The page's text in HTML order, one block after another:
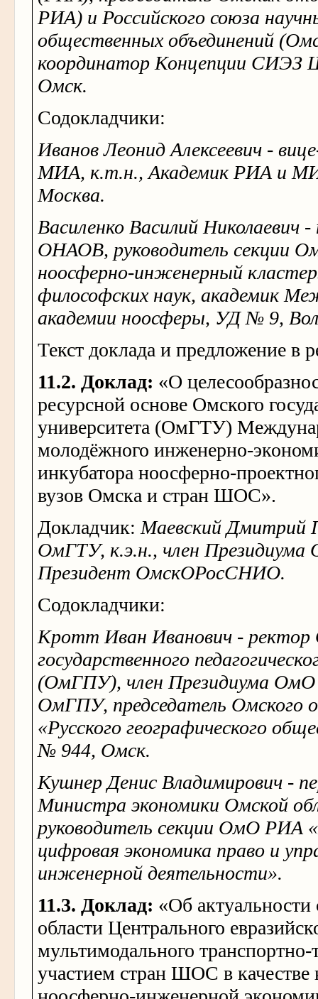
РИА) и Российского союза
общественных объединений
координатор Концепции
Омск.
Содокладчики:
Иванов Леонид Алексеевич -
МИА, к.т.н., Академик РИА и
Москва.
Василенко Василий Николаевич
ОНАОВ, руководитель секции
ноосферно-инженерный
философских наук, академик
академии ноосферы, УД № 9,
Текст доклада и предложение в
11.2. Доклад: «О
ресурсной основе Омского
университета (ОмГТУ)
молодёжного инженерно-
инкубатора ноосферно-
вузов Омска и стран ШОС».
Докладчик: Маевский Дмитрий
ОмГТУ, к.э.н., член
Президент ОмскОРосСНИО.
Содокладчики:
Кротт Иван Иванович - ректор
государственного
(ОмГПУ), член Президиума
ОмГПУ, председатель Омского
«Русского географического
№ 944, Омск.
Кушнер Денис Владимирович -
Министра экономики Омской
руководитель секции ОмО РИА
цифровая экономика право и
инженерной деятельности».
11.3. Доклад: «Об
области Центрального
мультимодального транспортно-
участием стран ШОС в качестве